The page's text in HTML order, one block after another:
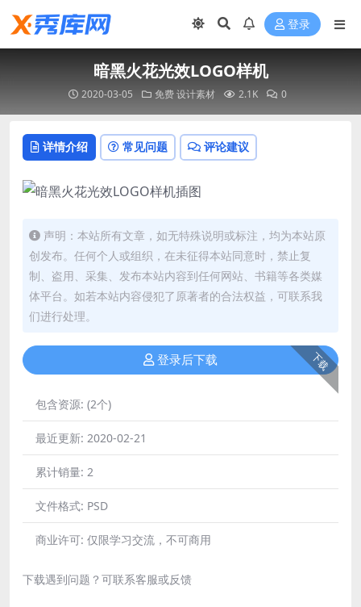
登录
暗黑火花光效LOGO样机
2020-03-05 免费 设计素材 2.1K 0
详情介绍 常见问题 评论建议
声明：本站所有文章，如无特殊说明或标注，均为本站原
创发布。任何个人或组织，在未征得本站同意时，禁止复
制、盗用、采集、发布本站内容到任何网站、书籍等各类媒
体平台。如若本站内容侵犯了原著者的合法权益，可联系我
们进行处理。
下载
登录后下载
包含资源: (2个)
最近更新: 2020-02-21
累计销量: 2
文件格式: PSD
商业许可: 仅限学习交流，不可商用
下载遇到问题？可联系客服或反馈